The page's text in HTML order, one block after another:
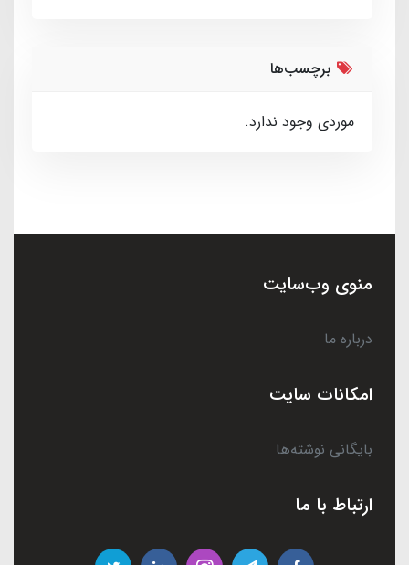
برچسب‌ها
موردی وجود ندارد.
منوی وب‌سایت
درباره ما
امکانات سایت
بایگانی نوشته‌ها
ارتباط با ما